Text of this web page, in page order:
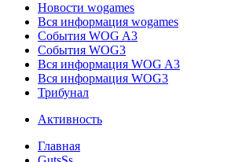
Новости wogames
Вся информация wogames
События WOG A3
События WOG3
Вся информация WOG A3
Вся информация WOG3
Трибунал
Активность
Главная